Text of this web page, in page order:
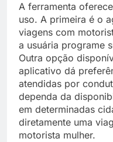
A ferramenta
uso. A primeira é o
viagens com
a usuária programe
Outra opção
aplicativo dá
atendidas por
dependa da
em determinadas
diretamente uma
motorista mulher.